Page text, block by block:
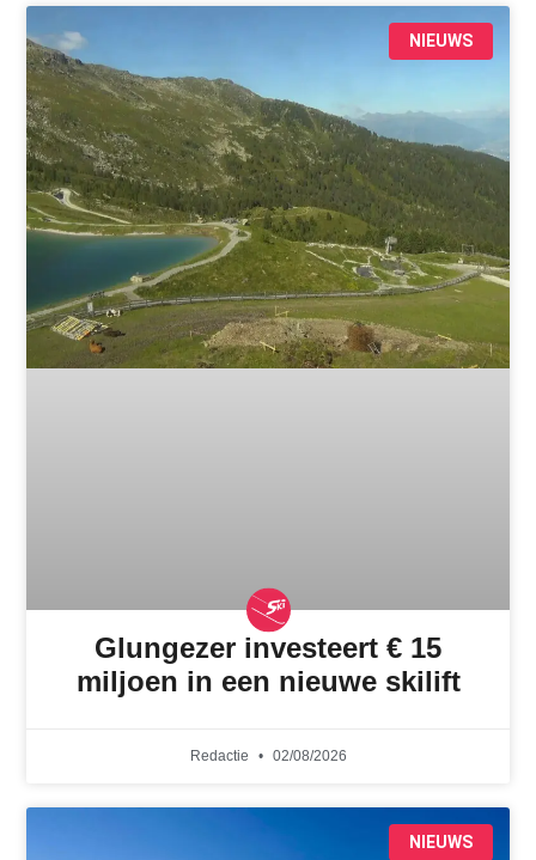
NIEUWS
Glungezer investeert € 15
miljoen in een nieuwe skilift
Redactie 02/08/2026
NIEUWS